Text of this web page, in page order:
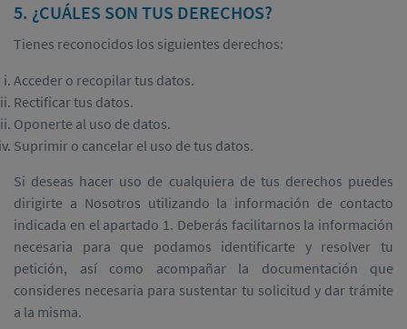
5. ¿CUÁLES SON TUS DERECHOS?
Tienes reconocidos los siguientes derechos:
Acceder o recopilar tus datos.
Rectificar tus datos.
Oponerte al uso de datos.
Suprimir o cancelar el uso de tus datos.
Si deseas hacer uso de cualquiera de tus derechos puedes
dirigirte a Nosotros utilizando la información de contacto
indicada en el apartado 1. Deberás facilitarnos la información
necesaria para que podamos identificarte y resolver tu
petición, así como acompañar la documentación que
consideres necesaria para sustentar tu solicitud y dar trámite
a la misma.